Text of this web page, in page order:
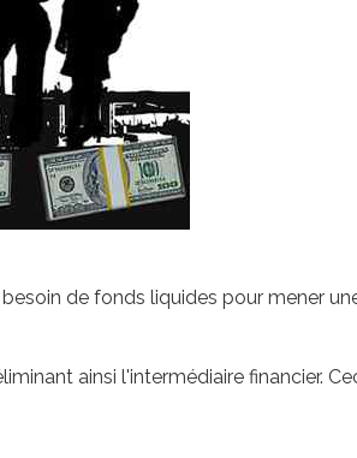
de fonds liquides pour mener
ainsi l'intermédiaire financier.